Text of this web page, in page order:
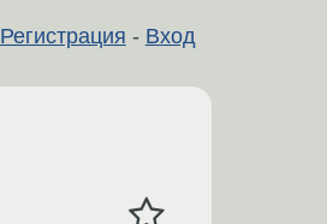
Регистрация - Вход